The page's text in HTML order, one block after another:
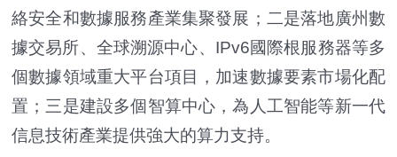
絡安全和數據服務產業集聚發展；二是落地廣州數
據交易所、全球溯源中心、IPv6國際根服務器等多
個數據領域重大平台項目，加速數據要素市場化配
置；三是建設多個智算中心，為人工智能等新一代
信息技術產業提供強大的算力支持。